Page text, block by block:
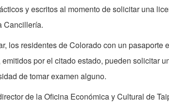
y escritos al momento de solicitar una
Cancillería.
los residentes de Colorado con un pasaporte
por el citado estado, pueden solicitar
de tomar examen alguno.
de la Oficina Económica y Cultural de